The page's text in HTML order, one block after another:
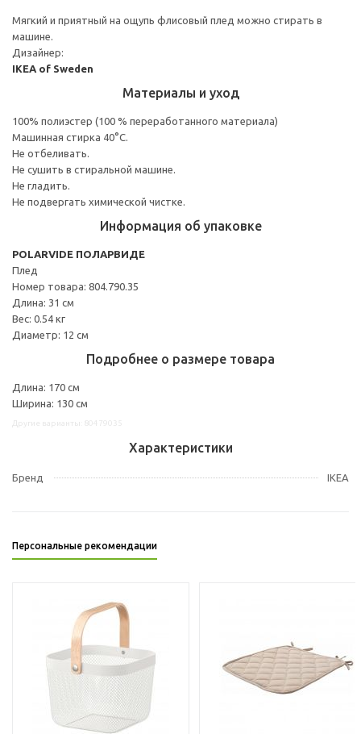
Мягкий и приятный на ощупь флисовый плед можно стирать в
машине.
Дизайнер:
IKEA of Sweden
Материалы и уход
100% полиэстер (100 % переработанного материала)
Машинная стирка 40°С.
Не отбеливать.
Не сушить в стиральной машине.
Не гладить.
Не подвергать химической чистке.
Информация об упаковке
POLARVIDE ПОЛАРВИДЕ
Плед
Номер товара: 804.790.35
Длина: 31 см
Вес: 0.54 кг
Диаметр: 12 см
Подробнее о размере товара
Длина: 170 см
Ширина: 130 см
Характеристики
Бренд IKEA
Персональные рекомендации